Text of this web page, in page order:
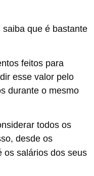
que é bastante
feitos para
esse valor pelo
durante o mesmo
todos os
desde os
os salários dos seus